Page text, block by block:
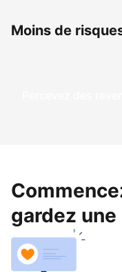
Moins de
Percevez des
gardez une